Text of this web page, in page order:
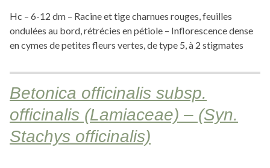
Hc – 6-12 dm – Racine et tige charnues rouges, feuilles
ondulées au bord, rétrécies en pétiole – Inflorescence dense
en cymes de petites fleurs vertes, de type 5, à 2 stigmates
Betonica officinalis subsp.
officinalis (Lamiaceae) – (Syn.
Stachys officinalis)